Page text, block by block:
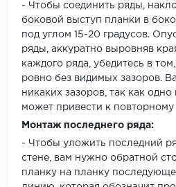
- Чтобы соединить ряды,
боковой выступ планки в
под углом 15-20 градусов.
ряды, аккуратно выровняв
каждого ряда, убедитесь в
ровно без видимых зазоров.
никаких зазоров, так как
может привести к повторному
Монтаж последнего ряда:
- Чтобы уложить последний
стене, вам нужно обратной
планку на планку